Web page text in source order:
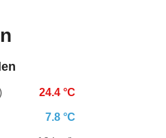
24.4 °C
7.8 °C